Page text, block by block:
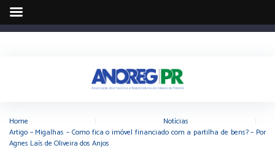
Home Notícias
Artigo – Migalhas – Como fica o imóvel financiado com a partilha de bens? – Por
Agnes Laís de Oliveira dos Anjos